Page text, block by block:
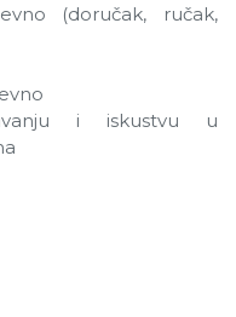
(doručak, ručak,
i iskustvu u